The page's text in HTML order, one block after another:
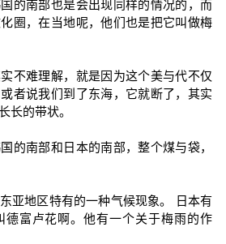
的南部也是会出现同样的情况的，而
圈，在当地呢，他们也是把它叫做梅
不难理解，就是因为这个美与代不仅
者说我们到了东海，它就断了，其实
长的带状。
的南部和日本的南部，整个煤与袋，
亚地区特有的一种气候现象。 日本有
德富卢花啊。他有一个关于梅雨的作